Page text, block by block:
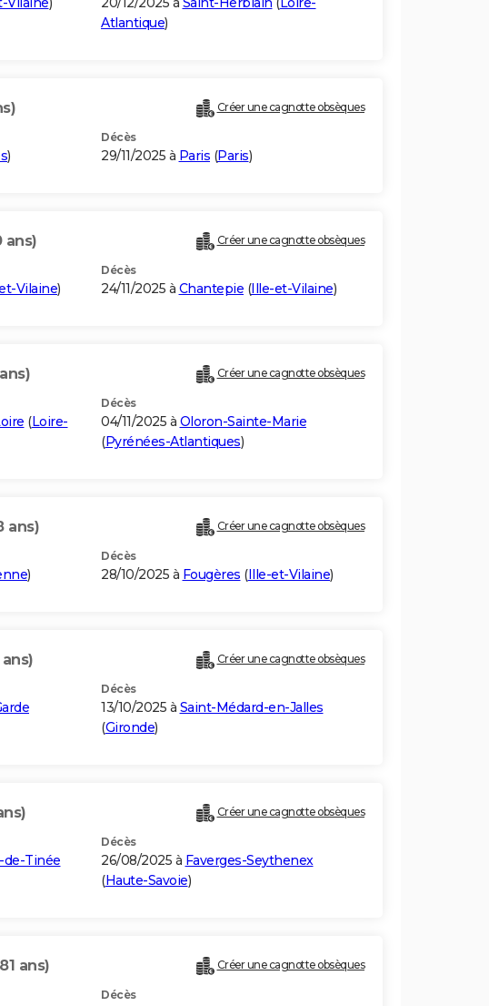
Atlantique)
Créer une cagnotte obsèques
)
Décès
29/11/2025 à Paris (Paris)
ans) Créer une cagnotte obsèques
Vilaine)
Décès
24/11/2025 à Chantepie (Ille-et-Vilaine)
Créer une cagnotte obsèques
(Loire-
Décès
04/11/2025 à Oloron-Sainte-Marie
(Pyrénées-Atlantiques)
ans) Créer une cagnotte obsèques
)
Décès
28/10/2025 à Fougères (Ille-et-Vilaine)
Créer une cagnotte obsèques
Décès
13/10/2025 à Saint-Médard-en-Jalles
(Gironde)
Créer une cagnotte obsèques
de-Tinée
Décès
26/08/2025 à Faverges-Seythenex
(Haute-Savoie)
ans) Créer une cagnotte obsèques
Décès